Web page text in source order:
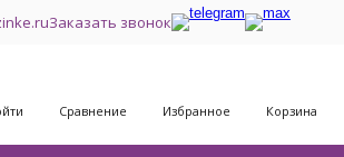
Заказать звонок
Сравнение Избранное Корзина